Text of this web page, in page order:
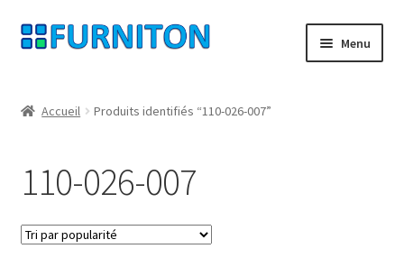
Aller
à
navigation
Aller
au
Menu
Protection des données
Droit de rétractation
Accueil Produits identifiés “110-026-007”
110-026-007